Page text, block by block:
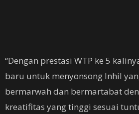
“Dengan prestasi WTP ke 5
baru untuk menyonsong Inhil
bermarwah dan bermartabat
kreatifitas yang tinggi sesuai